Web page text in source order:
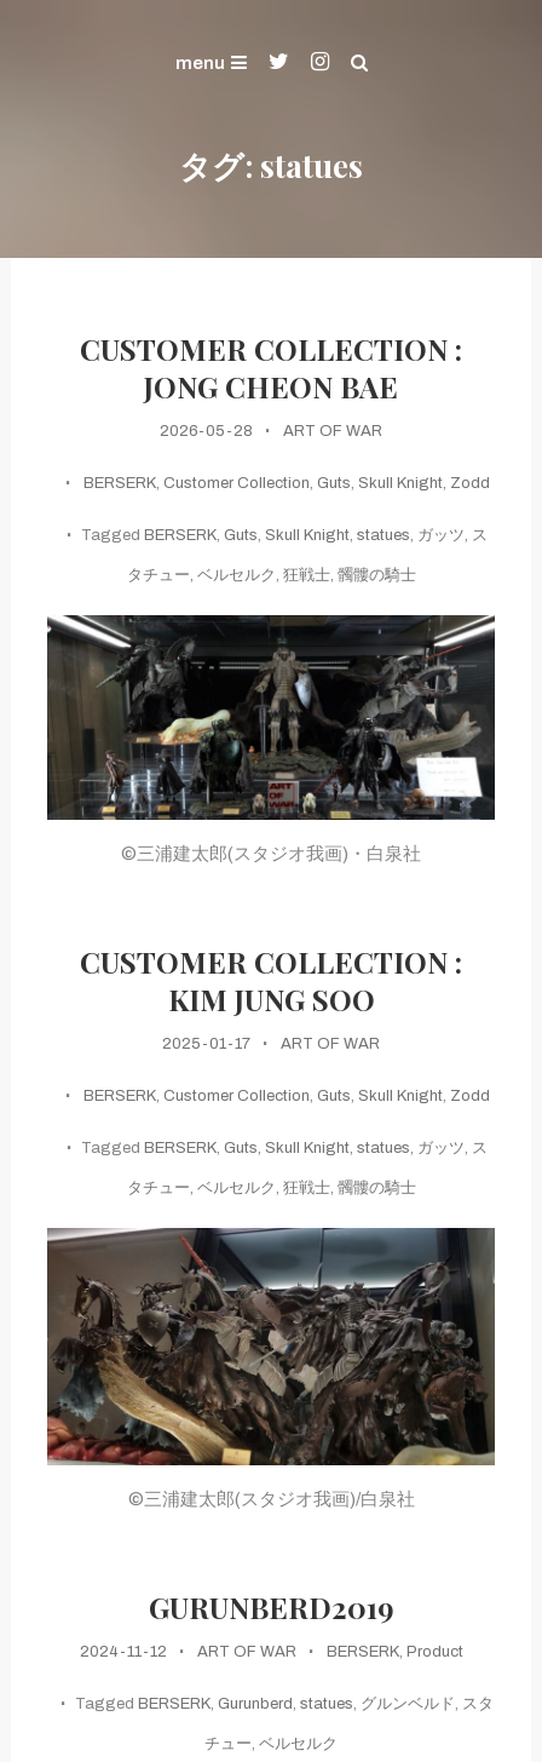
Gallery
menu
タグ: statues
CUSTOMER COLLECTION :
JONG CHEON BAE
2026-05-28 ART OF WAR
BERSERK, Customer Collection, Guts, Skull Knight, Zodd
Tagged BERSERK, Guts, Skull Knight, statues, ガッツ, ス
タチュー, ベルセルク , 狂戦士, 髑髏の騎士
©三浦建太郎(スタジオ我画)・白泉社
CUSTOMER COLLECTION :
KIM JUNG SOO
2025-01-17 ART OF WAR
BERSERK, Customer Collection Guts Skull Knight, Zodd
Tagged BERSERK Guts Skull Knight statues ガッツ ス
タチュー ベルセルク 狂戦士, 髑髏の騎士
©三浦建太郎(スタジオ我画)/白泉社
GURUNBERD2019
2024-11-12 ART OF WAR BERSERK, Product
Tagged BERSERK Gurunberd statues グルンベルド スタ
チュー ベルセルク